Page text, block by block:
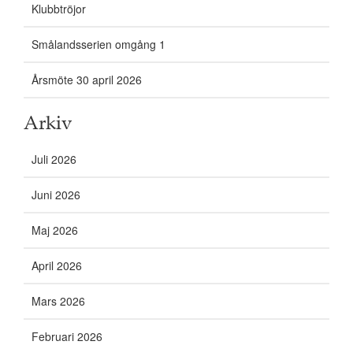
Klubbtröjor
Smålandsserien omgång 1
Årsmöte 30 april 2026
Arkiv
Juli 2026
Juni 2026
Maj 2026
April 2026
Mars 2026
Februari 2026